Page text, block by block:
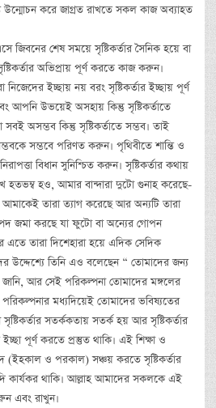
উন্মোচন করে জাগ্রত রাখতে সকল কাজ অব্যাহত
জিবনের শেষ সময়ে সৃষ্টিকর্তার সৈনিক হয়ে বা
অভিপ্রায় পূর্ণ করতে কাজ করুন।
ইচ্ছায় নয় বরং সৃষ্টিকর্তার ইচ্ছায় পূর্ণ
আপনি উভয়েই অসহায় কিন্তু সৃষ্টিকর্তাতে
অসম্ভব কিন্তু সৃষ্টিকর্তাতে সম্ভব। তাই
সম্ভবে পরিণত করুন। পৃথিবীতে শান্তি ও
বিধান সুনিশ্চিত করুন। সৃষ্টিকর্তার কথায়
হও, আমার বান্দারা দুটো গুনাহ করেছে-
তারা ত্যাগ করেছে আর অন্যটি তারা
জমা করছে যা ফুটো বা অন্যের গোপন
এতে তারা দিশেহারা হয়ে এদিক সেদিক
তিনি এও বলেছেন “ তোমাদের জন্য
আর সেই পরিকল্পনা তোমাদের মঙ্গলের
মধ্যদিয়েই তোমাদের ভবিষ্যতের
সতর্ককতায় সতর্ক হয় আর সৃষ্টিকর্তার
পূর্ণ করতে প্রস্তুত থাকি। এই শিক্ষা ও
(ইহকাল ও পরকাল) সঞ্চয় করতে সৃষ্টিকর্তার
কার্যকর থাকি। আল্লাহ আমাদের সকলকে এই
এবং রাখুন।